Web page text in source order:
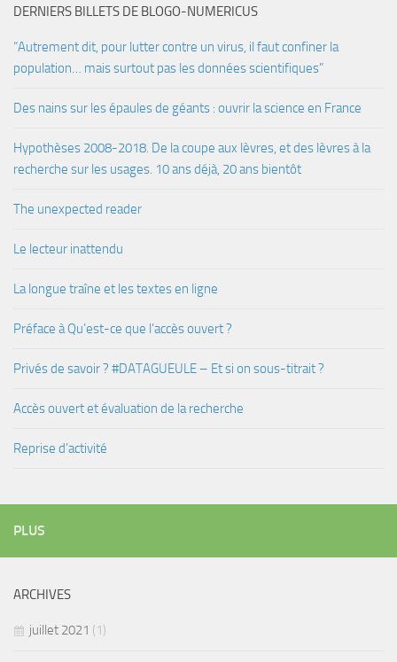
DERNIERS BILLETS DE BLOGO-NUMERICUS
“Autrement dit, pour lutter contre un virus, il faut confiner la
population… mais surtout pas les données scientifiques”
Des nains sur les épaules de géants : ouvrir la science en France
Hypothèses 2008-2018. De la coupe aux lèvres, et des lèvres à la
recherche sur les usages. 10 ans déjà, 20 ans bientôt
The unexpected reader
Le lecteur inattendu
La longue traîne et les textes en ligne
Préface à Qu’est-ce que l’accès ouvert ?
Privés de savoir ? #DATAGUEULE – Et si on sous-titrait ?
Accès ouvert et évaluation de la recherche
Reprise d’activité
PLUS
ARCHIVES
juillet 2021 (1)